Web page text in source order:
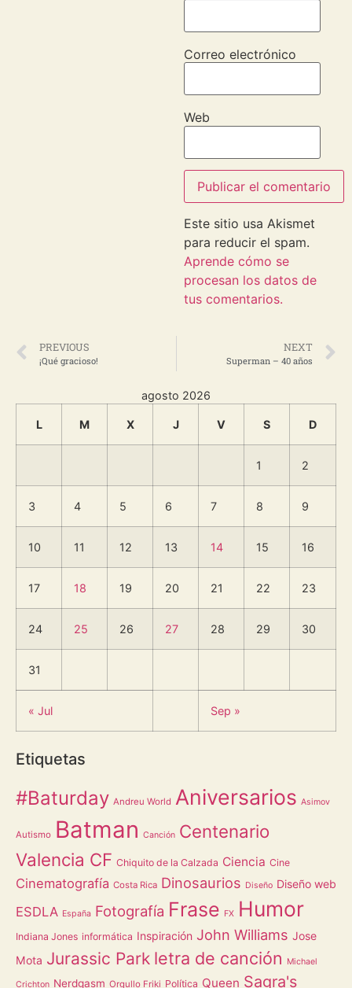
Correo electrónico
Web
Este sitio usa Akismet
para reducir el spam.
Aprende cómo se
procesan los datos de
tus comentarios.
PREVIOUS
¡Qué gracioso!
NEXT
Superman – 40 años
agosto 2026
L M X J V S D
1 2
3 4 5 6 7 8 9
10 11 12 13 14 15 16
17 18 19 20 21 22 23
24 25 26 27 28 29 30
31
« Jul Sep »
Etiquetas
#Baturday Andreu World Aniversarios Asimov
Autismo Batman Canción Centenario
Valencia CF Chiquito de la Calzada Ciencia Cine
Cinematografía Costa Rica Dinosaurios Diseño Diseño web
ESDLA España Fotografía Frase FX Humor
Indiana Jones informática Inspiración John Williams Jose
Mota Jurassic Park letra de canción Michael
Crichton Nerdgasm Orgullo Friki Política Queen Sagra's